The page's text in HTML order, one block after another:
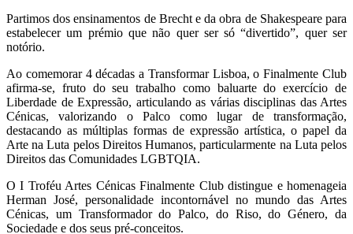
Partimos dos ensinamentos de Brecht e da obra de Shakespeare para
estabelecer um prémio que não quer ser só “divertido”, quer ser
notório.
Ao comemorar 4 décadas a Transformar Lisboa, o Finalmente Club
afirma-se, fruto do seu trabalho como baluarte do exercício de
Liberdade de Expressão, articulando as várias disciplinas das Artes
Cénicas, valorizando o Palco como lugar de transformação,
destacando as múltiplas formas de expressão artística, o papel da
Arte na Luta pelos Direitos Humanos, particularmente na Luta pelos
Direitos das Comunidades LGBTQIA.
O I Troféu Artes Cénicas Finalmente Club distingue e homenageia
Herman José, personalidade incontornável no mundo das Artes
Cénicas, um Transformador do Palco, do Riso, do Género, da
Sociedade e dos seus pré-conceitos.